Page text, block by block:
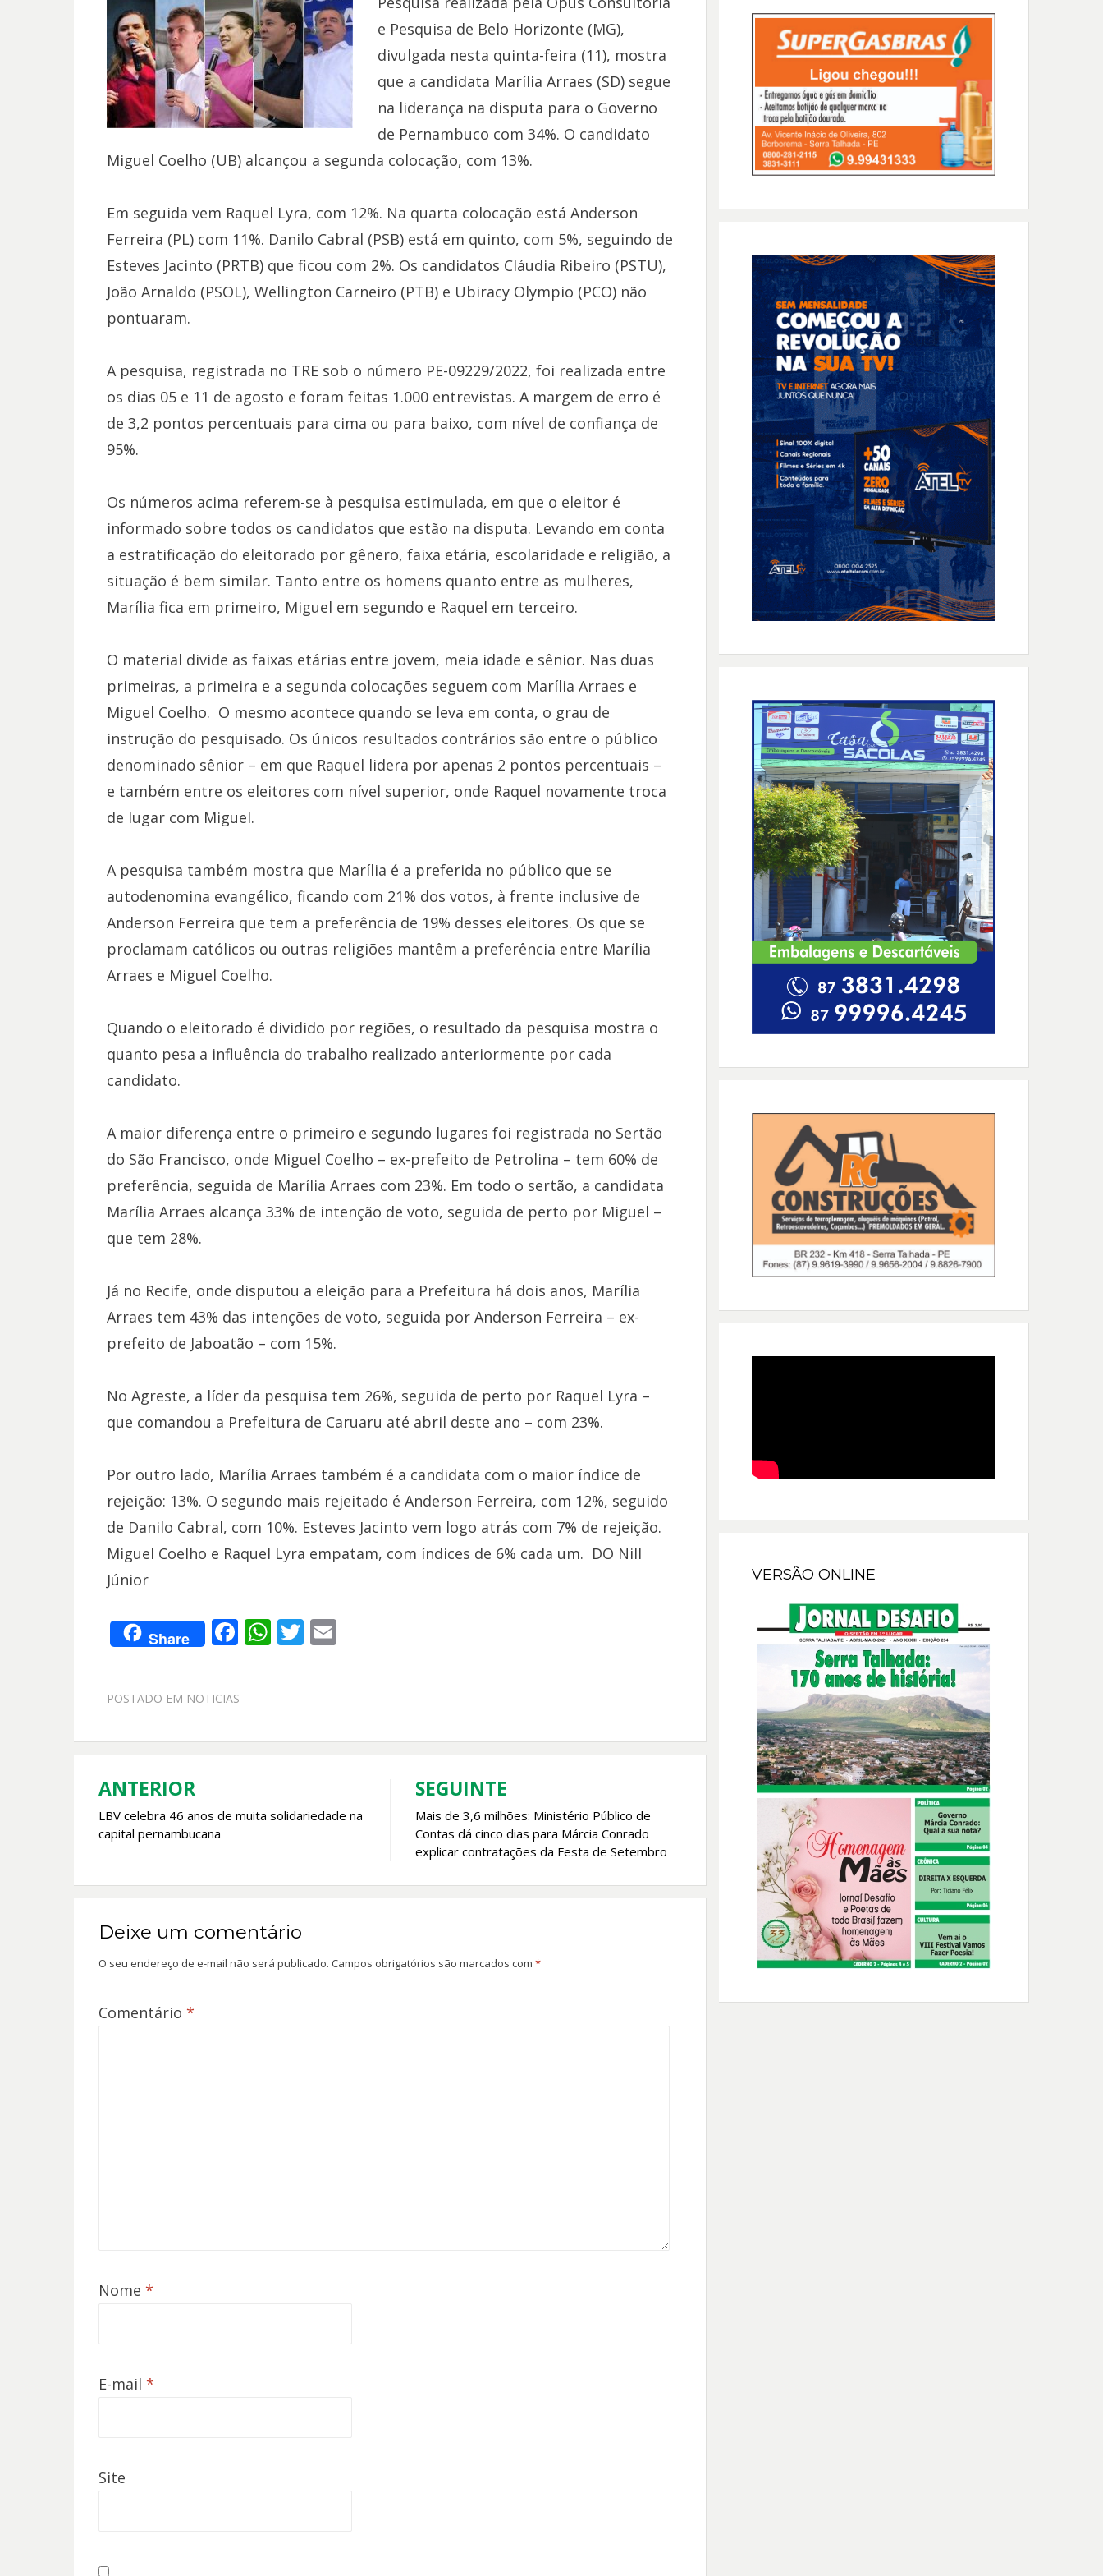
e Pesquisa de Belo Horizonte (MG),
divulgada nesta quinta-feira (11), mostra
que a candidata Marília Arraes (SD) segue
na liderança na disputa para o Governo
de Pernambuco com 34%. O candidato
Miguel Coelho (UB) alcançou a segunda colocação, com 13%.
Em seguida vem Raquel Lyra, com 12%. Na quarta colocação está Anderson
Ferreira (PL) com 11%. Danilo Cabral (PSB) está em quinto, com 5%, seguindo de
Esteves Jacinto (PRTB) que ficou com 2%. Os candidatos Cláudia Ribeiro (PSTU),
João Arnaldo (PSOL), Wellington Carneiro (PTB) e Ubiracy Olympio (PCO) não
pontuaram.
A pesquisa, registrada no TRE sob o número PE-09229/2022, foi realizada entre
os dias 05 e 11 de agosto e foram feitas 1.000 entrevistas. A margem de erro é
de 3,2 pontos percentuais para cima ou para baixo, com nível de confiança de
95%.
Os números acima referem-se à pesquisa estimulada, em que o eleitor é
informado sobre todos os candidatos que estão na disputa. Levando em conta
a estratificação do eleitorado por gênero, faixa etária, escolaridade e religião, a
situação é bem similar. Tanto entre os homens quanto entre as mulheres,
Marília fica em primeiro, Miguel em segundo e Raquel em terceiro.
O material divide as faixas etárias entre jovem, meia idade e sênior. Nas duas
primeiras, a primeira e a segunda colocações seguem com Marília Arraes e
Miguel Coelho. O mesmo acontece quando se leva em conta, o grau de
instrução do pesquisado. Os únicos resultados contrários são entre o público
denominado sênior – em que Raquel lidera por apenas 2 pontos percentuais –
e também entre os eleitores com nível superior, onde Raquel novamente troca
de lugar com Miguel.
A pesquisa também mostra que Marília é a preferida no público que se
autodenomina evangélico, ficando com 21% dos votos, à frente inclusive de
Anderson Ferreira que tem a preferência de 19% desses eleitores. Os que se
proclamam católicos ou outras religiões mantêm a preferência entre Marília
Arraes e Miguel Coelho.
Quando o eleitorado é dividido por regiões, o resultado da pesquisa mostra o
quanto pesa a influência do trabalho realizado anteriormente por cada
candidato.
A maior diferença entre o primeiro e segundo lugares foi registrada no Sertão
do São Francisco, onde Miguel Coelho – ex-prefeito de Petrolina – tem 60% de
preferência, seguida de Marília Arraes com 23%. Em todo o sertão, a candidata
Marília Arraes alcança 33% de intenção de voto, seguida de perto por Miguel –
que tem 28%.
Já no Recife, onde disputou a eleição para a Prefeitura há dois anos, Marília
Arraes tem 43% das intenções de voto, seguida por Anderson Ferreira – ex-
prefeito de Jaboatão – com 15%.
No Agreste, a líder da pesquisa tem 26%, seguida de perto por Raquel Lyra –
que comandou a Prefeitura de Caruaru até abril deste ano – com 23%.
Por outro lado, Marília Arraes também é a candidata com o maior índice de
rejeição: 13%. O segundo mais rejeitado é Anderson Ferreira, com 12%, seguido
de Danilo Cabral, com 10%. Esteves Jacinto vem logo atrás com 7% de rejeição.
Miguel Coelho e Raquel Lyra empatam, com índices de 6% cada um. DO Nill
Júnior
Share F
b
o
W
A
T E
POSTADO EM NOTICIAS
Navegação
de
ANTERIOR
LBV celebra 46 anos de muita solidariedade na
capital pernambucana
SEGUINTE
Mais de 3,6 milhões: Ministério Público de
Contas dá cinco dias para Márcia Conrado
explicar contratações da Festa de Setembro
Deixe um comentário
O seu endereço de e-mail não será publicado. Campos obrigatórios são marcados com *
Comentário *
Nome *
E-mail *
Site
VERSÃO ONLINE